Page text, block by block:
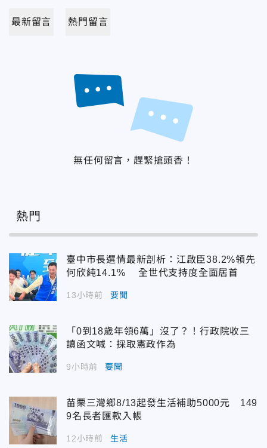
最新留言 熱門留言
無任何留言，趕緊搶頭香！
熱門
臺中市長選情最新剖析：江啟臣38.2%領先
何欣純14.1% 全世代支持度全面居首
13小時前 要聞
「0到18歲年領6萬」沒了？！行政院收三
讀函文喊：採取憲政作為
9小時前 要聞
苗栗三灣鄉8/13起發生活補助5000元 149
9名長者匯款入帳
12小時前 生活